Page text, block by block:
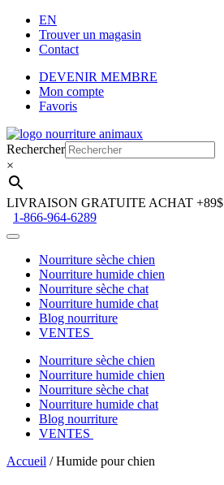
EN
Trouver un magasin
Contact
DEVENIR MEMBRE
Mon compte
Favoris
Aller
à
la
navigation
Aller
au
contenu
Rechercher
×
LIVRAISON GRATUITE ACHAT +89$
1-866-964-6289
Nourriture sèche chien
Nourriture humide chien
Nourriture sèche chat
Nourriture humide chat
Blog nourriture
VENTES
Nourriture sèche chien
Nourriture humide chien
Nourriture sèche chat
Nourriture humide chat
Blog nourriture
VENTES
Accueil /Humide pour chien